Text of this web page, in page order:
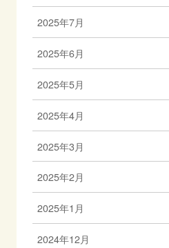
2025年7月
2025年6月
2025年5月
2025年4月
2025年3月
2025年2月
2025年1月
2024年12月